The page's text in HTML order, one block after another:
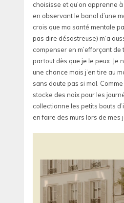
choisisse et qu’on apprenne
en observant le banal d’une
crois que ma santé mentale
pas dire désastreuse) m’a
compenser en m’efforçant de
partout dès que je le peux. Je
une chance mais j’en tire au
sans doute pas si mal.
stocke des noix pour les
collectionne les petits bouts
en faire des murs lors de mes